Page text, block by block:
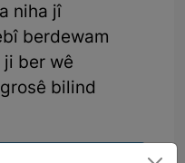
niha jî
berdewam
ber wê
bilind